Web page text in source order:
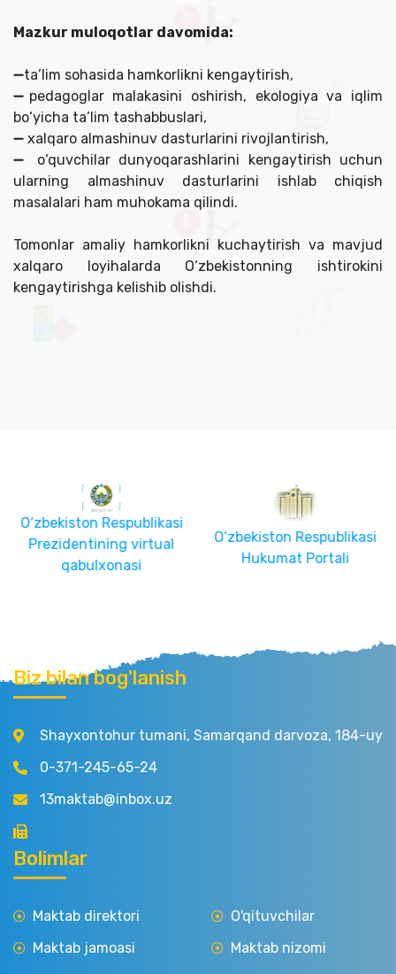
Mazkur muloqotlar davomida:
➖ta’lim sohasida hamkorlikni kengaytirish,
➖pedagoglar malakasini oshirish, ekologiya va iqlim
bo‘yicha ta’lim tashabbuslari,
➖ xalqaro almashinuv dasturlarini rivojlantirish,
➖ o‘quvchilar dunyoqarashlarini kengaytirish uchun
ularning almashinuv dasturlarini ishlab chiqish
masalalari ham muhokama qilindi.
Tomonlar amaliy hamkorlikni kuchaytirish va mavjud
xalqaro loyihalarda O‘zbekistonning ishtirokini
kengaytirishga kelishib olishdi.
O‘zbekiston Respublikasi
Prezidentining virtual
qabulxonasi
O‘zbekiston Respublikasi
Hukumat Portali
Biz bilan bog'lanish
Shayxontohur tumani, Samarqand darvoza, 184-uy
0-371-245-65-24
13maktab@inbox.uz
Bolimlar
Maktab direktori
Maktab jamoasi
O'qituvchilar
Maktab nizomi